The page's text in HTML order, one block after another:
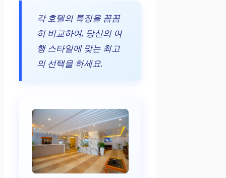
₩38,716부터
예약하기
3성급
무료 조식, 스파
각 호텔의 특징을 꼼꼼
히 비교하여, 당신의 여
행 스타일에 맞는 최고
의 선택을 하세요.